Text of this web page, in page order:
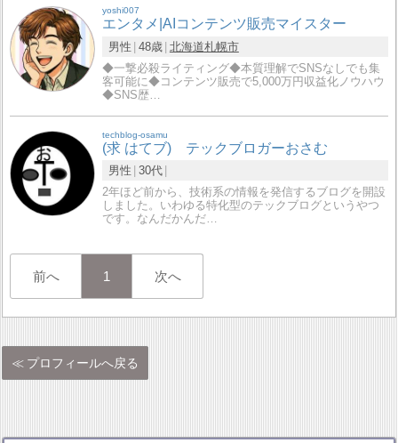
yoshi007
エンタメ|AIコンテンツ販売マイスター
男性 48歳 北海道札幌市
◆一撃必殺ライティング◆本質理解でSNSなしでも集
客可能に◆コンテンツ販売で5,000万円収益化ノウハウ
◆SNS歴…
techblog-osamu
(求 はてブ) テックブロガーおさむ
男性 30代
2年ほど前から、技術系の情報を発信するブログを開設
しました。いわゆる特化型のテックブログというやつ
です。なんだかんだ…
前へ 1 次へ
プロフィールへ戻る